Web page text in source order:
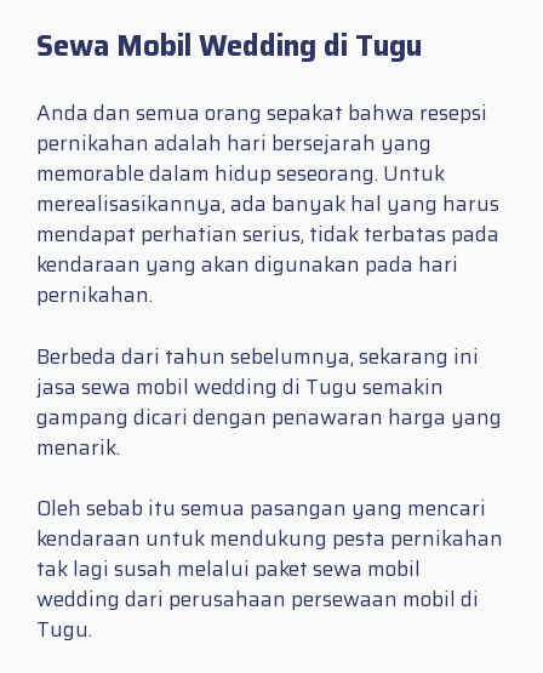
Sewa Mobil Wedding di Tugu
Anda dan semua orang sepakat bahwa resepsi
pernikahan adalah hari bersejarah yang
memorable dalam hidup seseorang. Untuk
merealisasikannya, ada banyak hal yang harus
mendapat perhatian serius, tidak terbatas pada
kendaraan yang akan digunakan pada hari
pernikahan.
Berbeda dari tahun sebelumnya, sekarang ini
jasa sewa mobil wedding di Tugu semakin
gampang dicari dengan penawaran harga yang
menarik.
Oleh sebab itu semua pasangan yang mencari
kendaraan untuk mendukung pesta pernikahan
tak lagi susah melalui paket sewa mobil
wedding dari perusahaan persewaan mobil di
Tugu.